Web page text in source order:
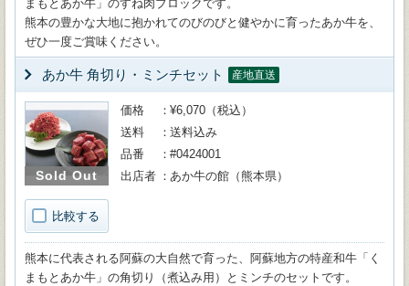
まもとあか牛」のすね肉ブロックです。
熊本の豊かな大地に抱かれてのびのびと健やかに育ったあか牛を、
ぜひ一度ご賞味ください。
あか牛 角切り・ミンチセット 産地直送
Sold Out
比較する
価格
¥6,070（税込）
送料
送料込み
品番
#0424001
出店者
あか牛の館（熊本県）
熊本に代表される阿蘇の大自然で育った、阿蘇地方の特産和牛「く
まもとあか牛」の角切り（煮込み用）とミンチのセットです。